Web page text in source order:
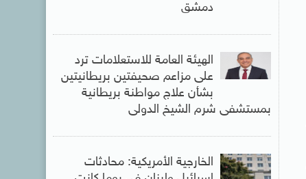
دمشق
الهيئة العامة للاستعلامات ترد
على مزاعم صحيفتين بريطانيتين
بشأن علاج مواطنة بريطانية
بمستشفى شرم الشيخ الدولى
الخارجية الأمريكية: محادثات